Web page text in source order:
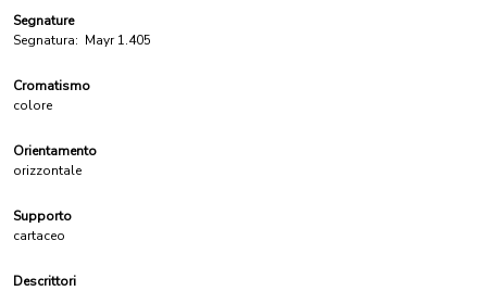
Segnature
Segnatura: Mayr 1.405
Cromatismo
colore
Orientamento
orizzontale
Supporto
cartaceo
Descrittori